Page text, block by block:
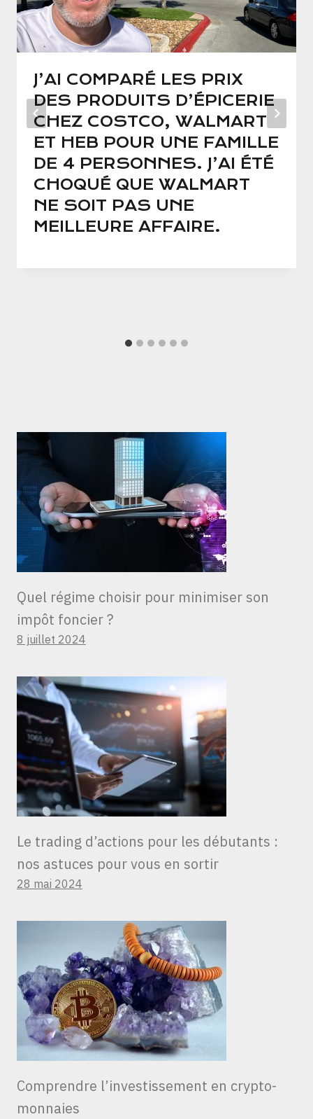
J’AI COMPARÉ LES PRIX
DES PRODUITS D’ÉPICERIE
CHEZ COSTCO, WALMART
ET HEB POUR UNE FAMILLE
DE 4 PERSONNES. J’AI ÉTÉ
CHOQUÉ QUE WALMART
NE SOIT PAS UNE
MEILLEURE AFFAIRE.
Quel régime choisir pour minimiser son
impôt foncier ?
8 juillet 2024
Le trading d’actions pour les débutants :
nos astuces pour vous en sortir
28 mai 2024
Comprendre l’investissement en crypto-
monnaies